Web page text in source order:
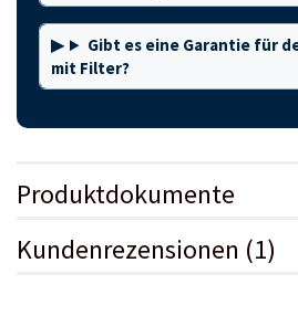
Gibt es eine Garantie für
mit Filter?
Produktdokumente
Kundenrezensionen (1)